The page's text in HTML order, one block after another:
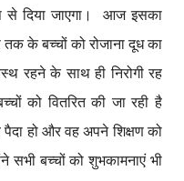
से दिया जाएगा। आज इसका
के बच्चों को रोजाना दूध का
रहने के साथ ही निरोगी रह
को वितरित की जा रही है
हो और वह अपने शिक्षण को
बच्चों को शुभकामनाएं भी